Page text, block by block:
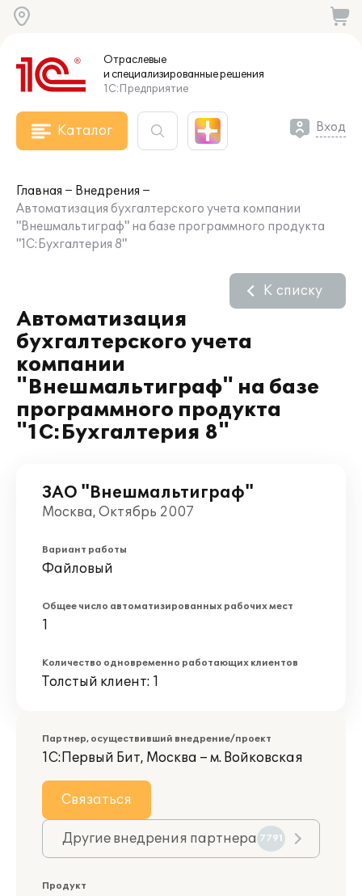
Отраслевые
и специализированныерешения
1С:Предприятие
Каталог Вход
Главная
Внедрения
Автоматизация бухгалтерского учета компании
"Внешмальтиграф" на базе программного продукта
"1С:Бухгалтерия 8"
Автоматизация
бухгалтерского учета
компании
"Внешмальтиграф" на базе
программного продукта
"1С:Бухгалтерия 8"
К списку
ЗАО "Внешмальтиграф"
Москва, Октябрь 2007
Вариант работы
Файловый
Общее число автоматизированных рабочих мест
1
Количество одновременно работающих клиентов
Толстый клиент: 1
Партнер, осуществивший внедрение/проект
1С:Первый Бит, Москва – м. Войковская
Связаться
Другие внедрения партнера 7791
Продукт